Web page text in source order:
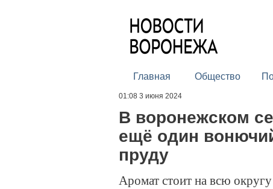
Главная Общество
01:08 3 июня 2024
В воронежском
ещё один
пруду
Аромат стоит на всю округу